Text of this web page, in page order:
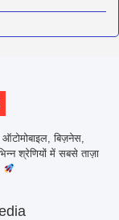
बिज़नेस,
श्रेणियों में सबसे ताज़ा